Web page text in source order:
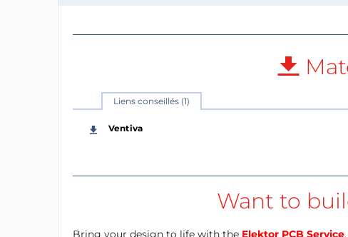
Liens conseillés (1)
Ventiva
Want to
Bring your design to life with the Elektor PCB Service